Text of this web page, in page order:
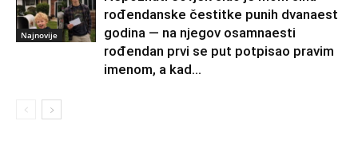
Najnovije
rođendanske čestitke punih dvanaest
godina — na njegov osamnaesti
rođendan prvi se put potpisao pravim
imenom, a kad...